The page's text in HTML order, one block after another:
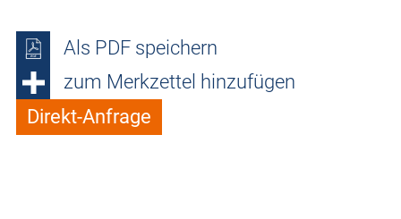
Als PDF speichern
zum Merkzettel hinzufügen
Direkt-Anfrage